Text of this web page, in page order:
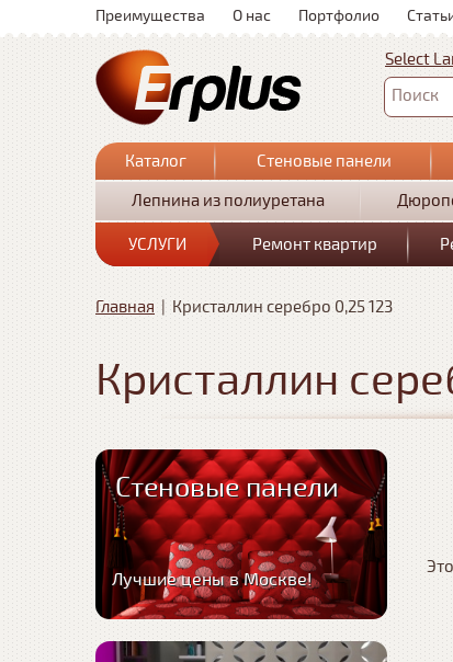
Преимущества О нас Портфолио
Select
Поиск
Каталог Стеновые панели
Лепнина из полиуретана
УСЛУГИ Ремонт квартир
Главная | Кристаллин серебро 0,25 123
Кристаллин
Стеновые панели
Лучшие цены в Москве!